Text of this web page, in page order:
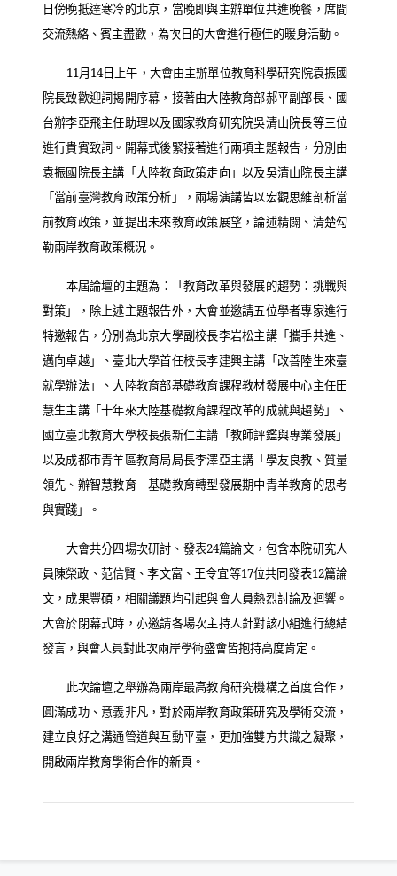
日傍晚抵達寒冷的北京，當晚即與主辦單位共進晚餐，席間
交流熱絡、賓主盡歡，為次日的大會進行極佳的暖身活動。
11月14日上午，大會由主辦單位教育科學研究院袁振國
院長致歡迎詞揭開序幕，接著由大陸教育部郝平副部長、國
台辦李亞飛主任助理以及國家教育研究院吳清山院長等三位
進行貴賓致詞。開幕式後緊接著進行兩項主題報告，分別由
袁振國院長主講「大陸教育政策走向」以及吳清山院長主講
「當前臺灣教育政策分析」，兩場演講皆以宏觀思維剖析當
前教育政策，並提出未來教育政策展望，論述精闢、清楚勾
勒兩岸教育政策概況。
本屆論壇的主題為：「教育改革與發展的趨勢：挑戰與
對策」，除上述主題報告外，大會並邀請五位學者專家進行
特邀報告，分別為北京大學副校長李岩松主講「攜手共進、
邁向卓越」、臺北大學首任校長李建興主講「改善陸生來臺
就學辦法」、大陸教育部基礎教育課程教材發展中心主任田
慧生主講「十年來大陸基礎教育課程改革的成就與趨勢」、
國立臺北教育大學校長張新仁主講「教師評鑑與專業發展」
以及成都市青羊區教育局局長李澤亞主講「學友良教、質量
領先、辦智慧教育－基礎教育轉型發展期中青羊教育的思考
與實踐」。
大會共分四場次研討、發表24篇論文，包含本院研究人
員陳榮政、范信賢、李文富、王令宜等17位共同發表12篇論
文，成果豐碩，相關議題均引起與會人員熱烈討論及迴響。
大會於閉幕式時，亦邀請各場次主持人針對該小組進行總結
發言，與會人員對此次兩岸學術盛會皆抱持高度肯定。
此次論壇之舉辦為兩岸最高教育研究機構之首度合作，
圓滿成功、意義非凡，對於兩岸教育政策研究及學術交流，
建立良好之溝通管道與互動平臺，更加強雙方共識之凝聚，
開啟兩岸教育學術合作的新頁。